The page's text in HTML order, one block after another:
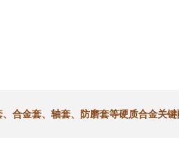
合金套、轴套、防磨套等硬质合金关键